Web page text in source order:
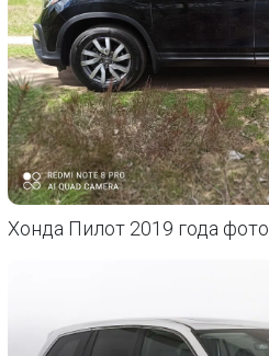
Хонда Пилот 2019 года фото